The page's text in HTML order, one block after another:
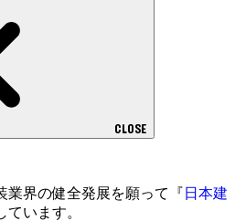
CLOSE
業界の健全発展を願って『 日本建
ています。